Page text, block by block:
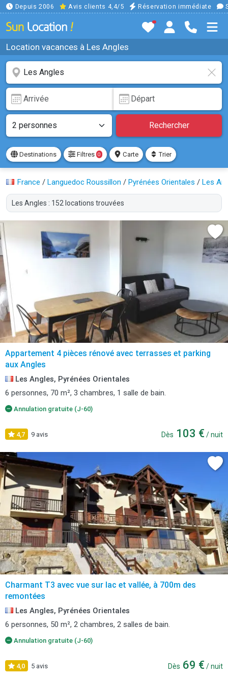
Depuis 2006 Avis clients 4,4/5 Réservation immédiate
Location vacances à Les Angles
Rechercher
Destinations Filtres 0 Carte Trier
France / Languedoc Roussillon / Pyrénées Orientales / Les
Les Angles : 152 locations trouvées
Appartement 4 pièces rénové avec terrasses et parking
aux Angles
Les Angles, Pyrénées Orientales
6 personnes, 70 m², 3 chambres, 1 salle de bain.
Annulation gratuite (J-60)
4,7 9 avis Dès 103 € / nuit
Charmant T3 avec vue sur lac et vallée, à 700m des
remontées
Les Angles, Pyrénées Orientales
6 personnes, 50 m², 2 chambres, 2 salles de bain.
Annulation gratuite (J-60)
4,0 5 avis Dès 69 € / nuit